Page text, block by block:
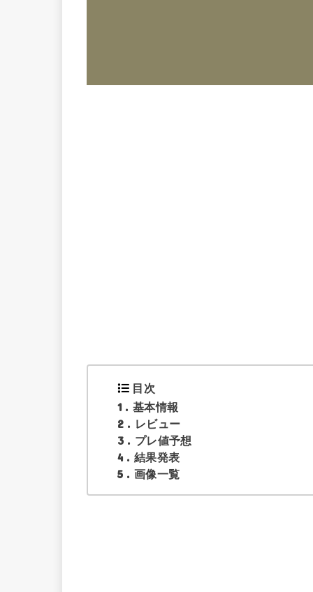
目次
1
基本情報
2 レビュー
3 プレ値予想
4 結果発表
5 画像一覧